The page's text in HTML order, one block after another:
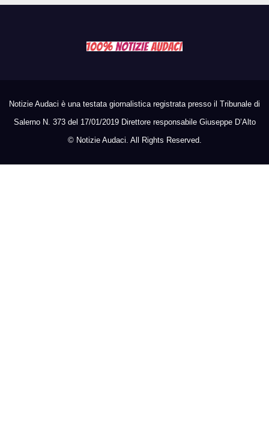
Notizie Audaci è una testata giornalistica registrata presso il Tribunale di
Salerno N. 373 del 17/01/2019 Direttore responsabile Giuseppe D’Alto
© Notizie Audaci. All Rights Reserved.